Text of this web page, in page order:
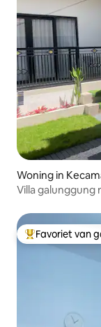
Woning in
Villa galunggung
Topfavoriet van
Favoriet van